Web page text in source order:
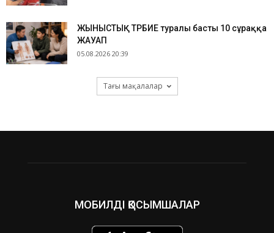
ЖЫНЫСТЫҚ ТӘРБИЕ туралы басты 10 сұраққа
ЖАУАП
05.08.2026 20:39
Тағы мақалалар
МОБИЛДІ ҚОСЫМШАЛАР